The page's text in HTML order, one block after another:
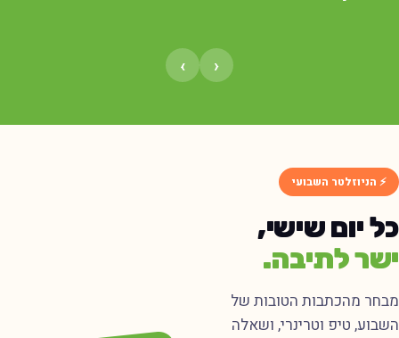
⚡ הניוזלטר השבועי
יום שישי,
לתיבה.
מהכתבות הטובות של
טיפ וטרינרי, ושאלה